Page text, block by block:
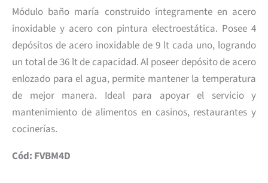
Módulo baño maría construido íntegramente en acero
inoxidable y acero con pintura electroestática. Posee 4
depósitos de acero inoxidable de 9 lt cada uno, logrando
un total de 36 lt de capacidad. Al poseer depósito de acero
enlozado para el agua, permite mantener la temperatura
de mejor manera. Ideal para apoyar el servicio y
mantenimiento de alimentos en casinos, restaurantes y
cocinerías.
Cód: FVBM4D